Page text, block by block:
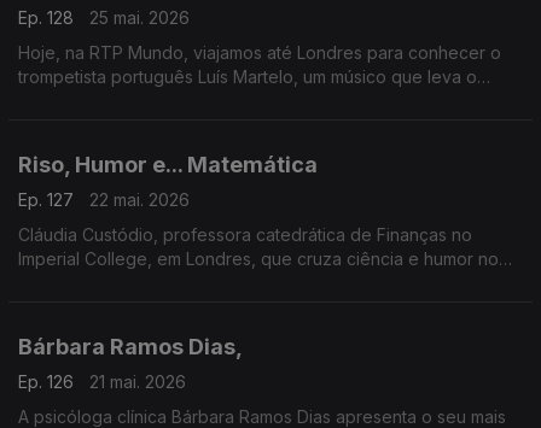
Ep. 128
25 mai. 2026
Hoje, na RTP Mundo, viajamos até Londres para conhecer o
trompetista português Luís Martelo, um músico que leva o
Riso, Humor e... Matemática
Ep. 127
22 mai. 2026
Cláudia Custódio, professora catedrática de Finanças no
Imperial College, em Londres, que cruza ciência e humor no
Bárbara Ramos Dias,
Ep. 126
21 mai. 2026
A psicóloga clínica Bárbara Ramos Dias apresenta o seu mais